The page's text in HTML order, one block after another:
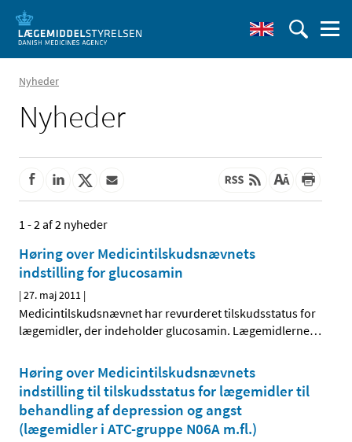
Nyheder
Nyheder
1 - 2 af 2 nyheder
Høring over Medicintilskudsnævnets
indstilling for glucosamin
|27. maj 2011 |
Medicintilskudsnævnet har revurderet tilskudsstatus for
lægemidler, der indeholder glucosamin. Lægemidlerne…
Høring over Medicintilskudsnævnets
indstilling til tilskudsstatus for lægemidler til
behandling af depression og angst
(lægemidler i ATC-gruppe N06A m.fl.)